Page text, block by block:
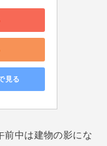
見る
前中は建物の影にな